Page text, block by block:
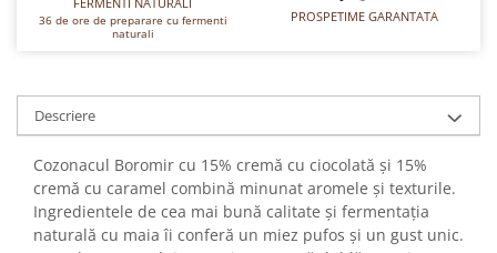
Turta dulce
Turta dulce cu nuci
Turta dulce cu miere
Croissant
Croissant Duofino
Croissant cu maia
Cornulete
36 de ore de preparare cu fermenti
naturali
PROSPETIME GARANTATA
Descriere
Cozonacul Boromir cu 15% cremă cu ciocolată și 15%
cremă cu caramel combină minunat aromele și texturile.
Ingredientele de cea mai bună calitate și fermentația
naturală cu maia îi conferă un miez pufos și un gust unic.